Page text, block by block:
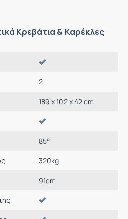
Κρεβάτια & Καρέκλες
2
189 x 102 x 42 cm
85°
320kg
91cm